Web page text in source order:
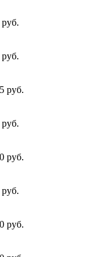
руб.
руб.
руб.